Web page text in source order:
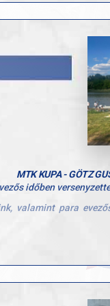
edzőjének, Krenák
MTK KUPA - GÖTZ
időben
valamint para
Sáhó Illés